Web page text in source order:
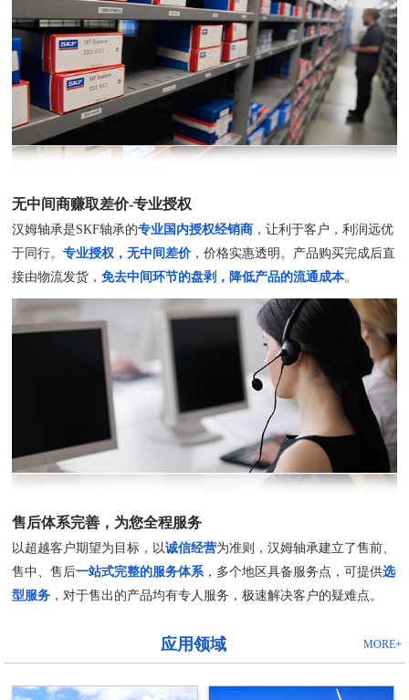
无中间商赚取差价-专业授权
汉姆轴承是SKF轴承的专业国内授权经销商 ，让利于客户，利润远优
于同行。专业授权，无中间差价 ，价格实惠透明。产品购买完成后直
接由物流发货，免去中间环节的盘剥，降低产品的流通成本。
售后体系完善，为您全程服务
以超越客户期望为目标，以诚信经营为准则，汉姆轴承建立了售前、
售中、售后一站式完整的服务体系，多个地区具备服务点，可提供选
型服务 ，对于售出的产品均有专人服务，极速解决客户的疑难点。
MORE+
应用领域